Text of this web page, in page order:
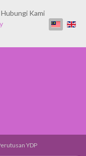
Hubungi Kami
YDP